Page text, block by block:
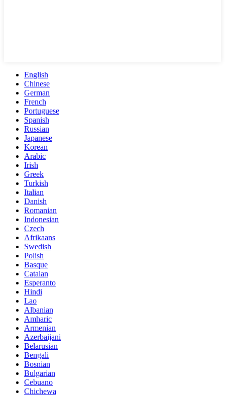
English
Chinese
German
French
Portuguese
Spanish
Russian
Japanese
Korean
Arabic
Irish
Greek
Turkish
Italian
Danish
Romanian
Indonesian
Czech
Afrikaans
Swedish
Polish
Basque
Catalan
Esperanto
Hindi
Lao
Albanian
Amharic
Armenian
Azerbaijani
Belarusian
Bengali
Bosnian
Bulgarian
Cebuano
Chichewa